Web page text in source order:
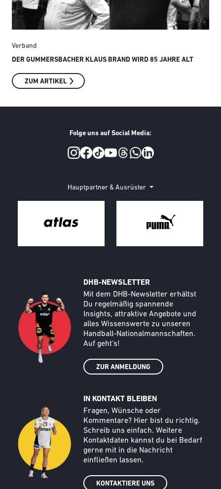
Verband
DER GUMMERSBACHER KLAUS BRAND WIRD 85 JAHRE ALT
ZUM ARTIKEL
Folge uns auf Social Media:
Hauptpartner & Ausrüster
DHB-NEWSLETTER
Text
Mit dem DHB-Newsletter erhältst
Du regelmäßig spannende
Insights, attraktive Angebote und
alles Wissenswerte zu unseren
Handball-Nationalmannschaften.
Auf geht‘s!
ZUR ANMELDUNG
Call to action image
IN KONTAKT BLEIBEN
Text
Fragen, Wünsche oder
Kommentare? Hier bist du richtig.
Schreib uns einfach. Weitere
Kontaktdaten kannst du bei Bedarf
gerne mit in die Nachricht
einfließen lassen.
KONTAKTIERE UNS